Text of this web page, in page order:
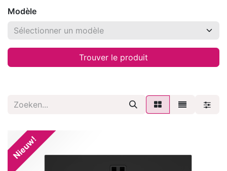
Modèle
Trouver le produit
Nieuw!